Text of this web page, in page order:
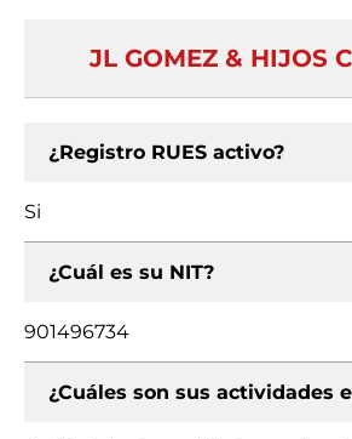
JL GOMEZ & HIJOS
¿Registro RUES activo?
Si
¿Cuál es su NIT?
901496734
¿Cuáles son sus actividades